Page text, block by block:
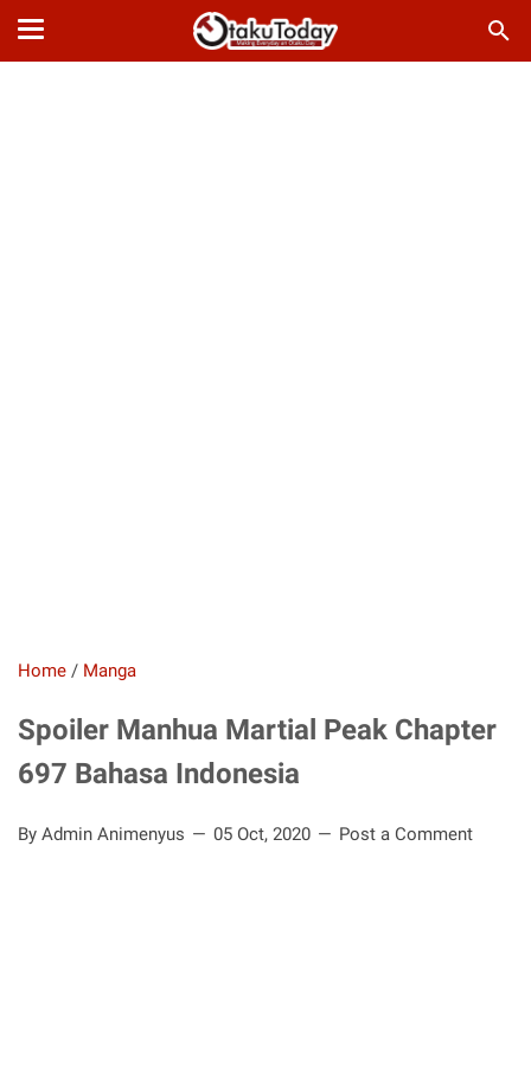
Home / Manga
Spoiler Manhua Martial Peak Chapter
697 Bahasa Indonesia
By Admin Animenyus 05 Oct, 2020 Post a Comment